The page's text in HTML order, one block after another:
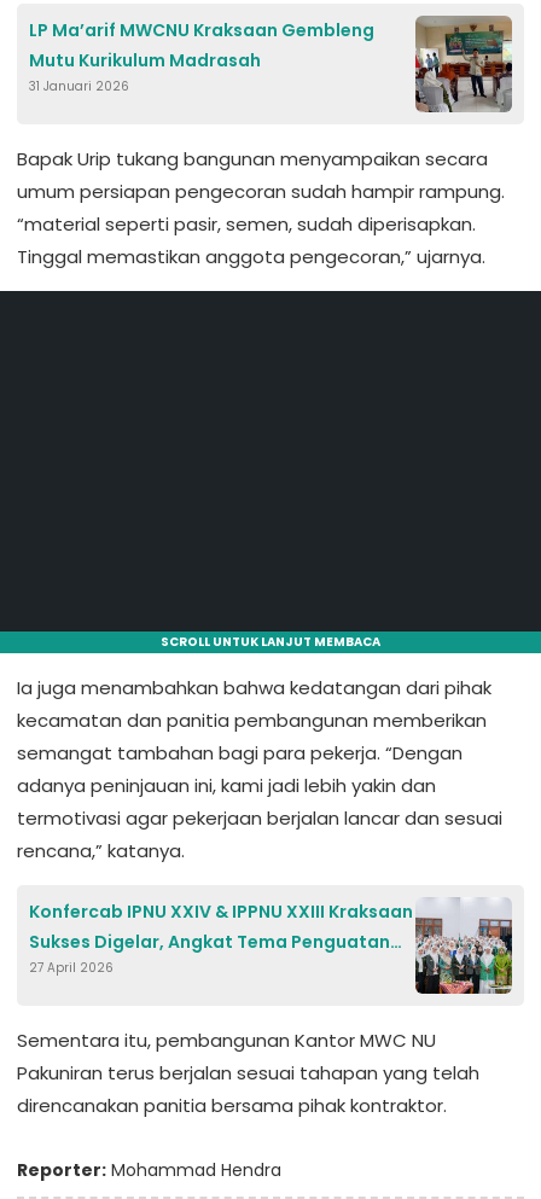
LP Ma’arif MWCNU Kraksaan Gembleng
Mutu Kurikulum Madrasah
31 Januari 2026
Bapak Urip tukang bangunan menyampaikan secara
umum persiapan pengecoran sudah hampir rampung.
“material seperti pasir, semen, sudah diperisapkan.
Tinggal memastikan anggota pengecoran,” ujarnya.
SCROLL UNTUK LANJUT MEMBACA
Ia juga menambahkan bahwa kedatangan dari pihak
kecamatan dan panitia pembangunan memberikan
semangat tambahan bagi para pekerja. “Dengan
adanya peninjauan ini, kami jadi lebih yakin dan
termotivasi agar pekerjaan berjalan lancar dan sesuai
rencana,” katanya.
Konfercab IPNU XXIV & IPPNU XXIII Kraksaan
Sukses Digelar, Angkat Tema Penguatan
Dedikasi Pelajar NU
27 April 2026
Sementara itu, pembangunan Kantor MWC NU
Pakuniran terus berjalan sesuai tahapan yang telah
direncanakan panitia bersama pihak kontraktor.
Reporter: Mohammad Hendra